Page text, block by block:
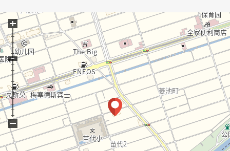
○ 组合厨房交换
○ 盥洗台交换
○ 厕所更换
○ 洗衣槽交换
○ 热水器交换
○ 开关插座交换
○ Cross张替
○ 靠垫层张替
○ 窗帘横杆交换
○ 室内清洁
+
−